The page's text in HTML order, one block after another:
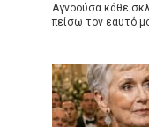
Αγνοούσα κάθε
πείσω τον εαυτό